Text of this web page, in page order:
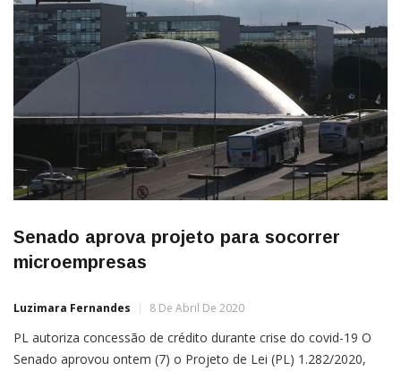
Senado aprova projeto para socorrer
microempresas
Luzimara Fernandes 8 De Abril De 2020
PL autoriza concessão de crédito durante crise do covid-19 O
Senado aprovou ontem (7) o Projeto de Lei (PL) 1.282/2020,